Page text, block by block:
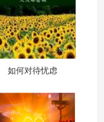
如何对待忧虑